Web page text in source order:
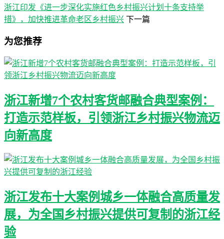
浙江印发《进一步深化实施红色乡村振兴计划十条支持举
措》，加快推进革命老区乡村振兴 下一篇
为您推荐
浙江新增7个农村客货邮融合典型案例：
打造示范样板，引领浙江乡村振兴物流迈
向新高度
浙江发布十大案例城乡一体融合高质量发
展，为全国乡村振兴提供可复制的浙江经
验